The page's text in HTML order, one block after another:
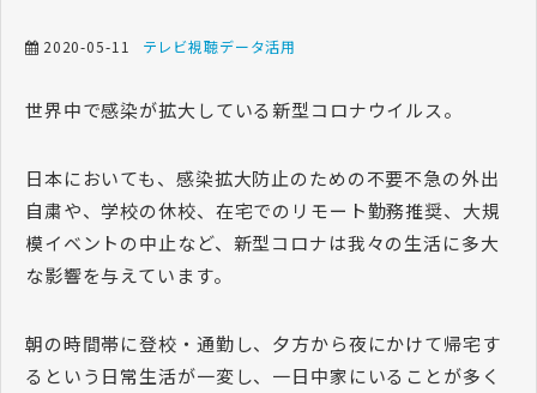
2020-05-11 テレビ視聴データ活用
世界中で感染が拡大している新型コロナウイルス。
日本においても、感染拡大防止のための不要不急の外出
自粛や、学校の休校、在宅でのリモート勤務推奨、大規
模イベントの中止など、新型コロナは我々の生活に多大
な影響を与えています。
朝の時間帯に登校・通勤し、夕方から夜にかけて帰宅す
るという日常生活が一変し、一日中家にいることが多く